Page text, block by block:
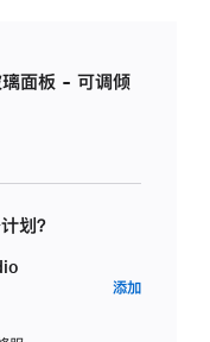
面板 - 可调倾
划？
添加